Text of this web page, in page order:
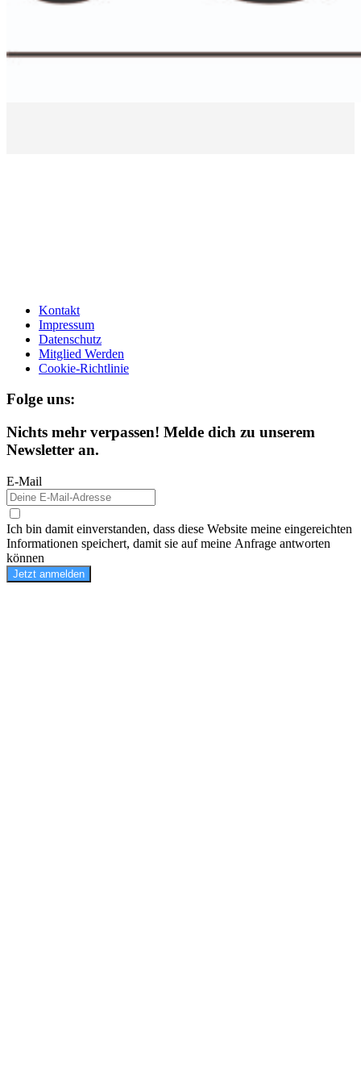
Kontakt
Impressum
Datenschutz
Mitglied Werden
Cookie-Richtlinie
Folge uns:
Nichts mehr verpassen! Melde dich zu unserem
Newsletter an.
E-Mail
Ich bin damit einverstanden, dass diese Website meine eingereichten
Informationen speichert, damit sie auf meine Anfrage antworten
können
Jetzt anmelden